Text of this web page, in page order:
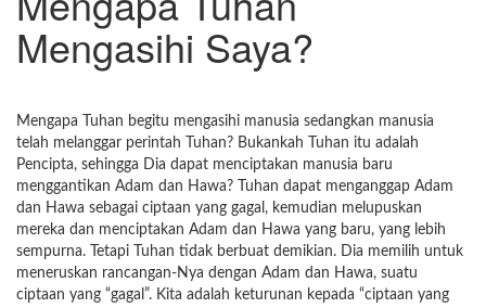
Mengasihi Saya?
Mengapa Tuhan begitu mengasihi manusia sedangkan manusia
telah melanggar perintah Tuhan? Bukankah Tuhan itu adalah
Pencipta, sehingga Dia dapat menciptakan manusia baru
menggantikan Adam dan Hawa? Tuhan dapat menganggap Adam
dan Hawa sebagai ciptaan yang gagal, kemudian melupuskan
mereka dan menciptakan Adam dan Hawa yang baru, yang lebih
sempurna. Tetapi Tuhan tidak berbuat demikian. Dia memilih untuk
meneruskan rancangan-Nya dengan Adam dan Hawa, suatu
ciptaan yang “gagal”. Kita adalah keturunan kepada “ciptaan yang